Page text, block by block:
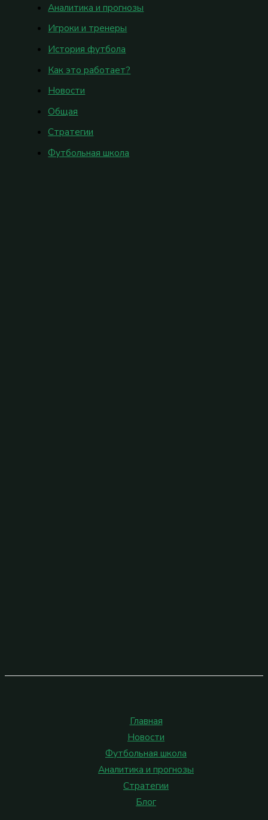
Аналитика и прогнозы
Игроки и тренеры
История футбола
Как это работает?
Новости
Общая
Стратегии
Футбольная школа
Главная
Новости
Футбольная школа
Аналитика и прогнозы
Стратегии
Блог